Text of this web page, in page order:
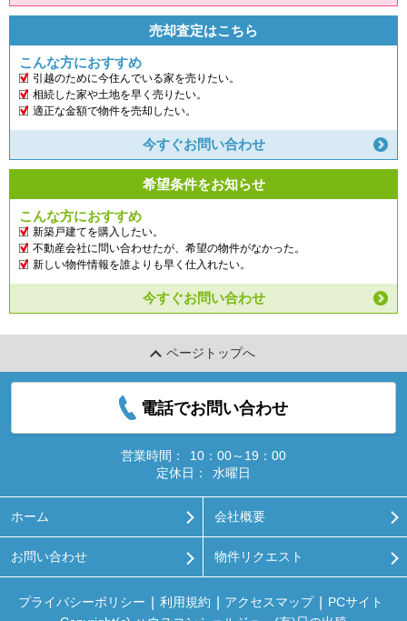
売却査定はこちら
こんな方におすすめ
引越のために今住んでいる家を売りたい。
相続した家や土地を早く売りたい。
適正な金額で物件を売却したい。
今すぐお問い合わせ
希望条件をお知らせ
こんな方におすすめ
新築戸建てを購入したい。
不動産会社に問い合わせたが、希望の物件がなかった。
新しい物件情報を誰よりも早く仕入れたい。
今すぐお問い合わせ
ページトップへ
電話でお問い合わせ
営業時間：
10：00～19：00
定休日：
水曜日
ホーム 会社概要
お問い合わせ 物件リクエスト
プライバシーポリシー 利用規約 アクセスマップ
PCサイト